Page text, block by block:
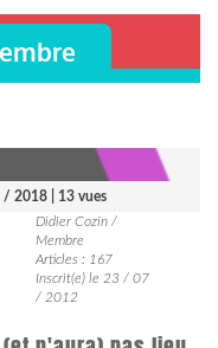
/ 2018 | 13 vues
Didier Cozin /
Membre
Articles : 167
Inscrit(e) le 23 / 07
/ 2012